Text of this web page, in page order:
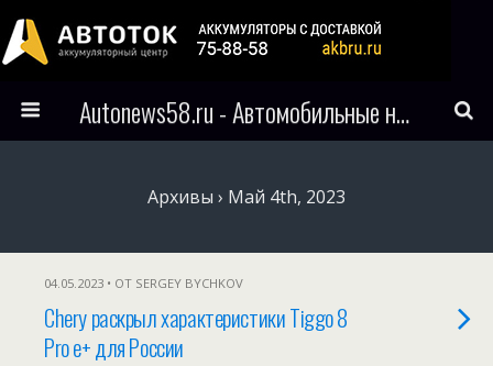
Autonews58.ru - Автомобильные новости Пензы и всего мира
Архивы › Май 4th, 2023
04.05.2023 • ОТ SERGEY BYCHKOV
Chery раскрыл характеристики Tiggo 8
Pro e+ для России